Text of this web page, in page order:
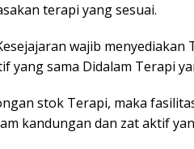
terapi yang sesuai.
wajib
yang sama Didalam Terapi
stok Terapi, maka
kandungan dan zat aktif